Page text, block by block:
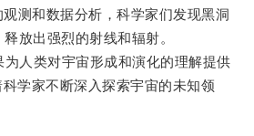
和数据分析，科学家们发现黑洞
放出强烈的射线和辐射。
人类对宇宙形成和演化的理解提供
学家不断深入探索宇宙的未知领